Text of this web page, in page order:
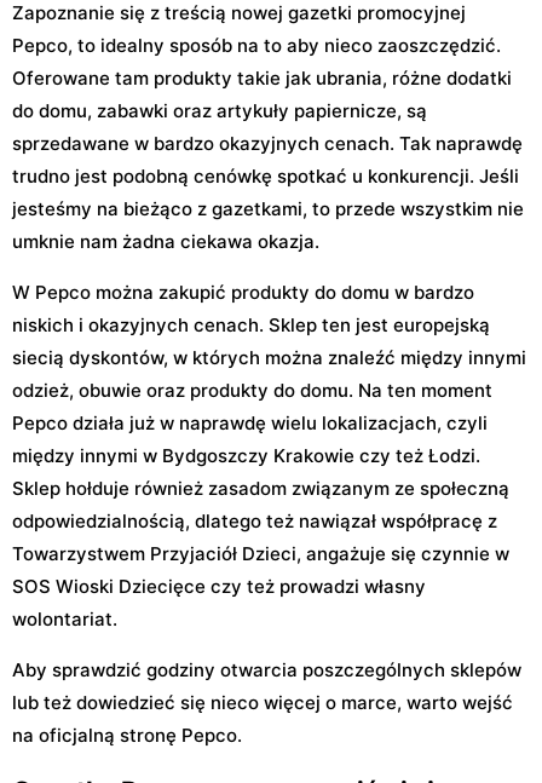
Zapoznanie się z treścią nowej gazetki promocyjnej
Pepco, to idealny sposób na to aby nieco zaoszczędzić.
Oferowane tam produkty takie jak ubrania, różne dodatki
do domu, zabawki oraz artykuły papiernicze, są
sprzedawane w bardzo okazyjnych cenach. Tak naprawdę
trudno jest podobną cenówkę spotkać u konkurencji. Jeśli
jesteśmy na bieżąco z gazetkami, to przede wszystkim nie
umknie nam żadna ciekawa okazja.
W Pepco można zakupić produkty do domu w bardzo
niskich i okazyjnych cenach. Sklep ten jest europejską
siecią dyskontów, w których można znaleźć między innymi
odzież, obuwie oraz produkty do domu. Na ten moment
Pepco działa już w naprawdę wielu lokalizacjach, czyli
między innymi w Bydgoszczy Krakowie czy też Łodzi.
Sklep hołduje również zasadom związanym ze społeczną
odpowiedzialnością, dlatego też nawiązał współpracę z
Towarzystwem Przyjaciół Dzieci, angażuje się czynnie w
SOS Wioski Dziecięce czy też prowadzi własny
wolontariat.
Aby sprawdzić godziny otwarcia poszczególnych sklepów
lub też dowiedzieć się nieco więcej o marce, warto wejść
na oficjalną stronę Pepco.